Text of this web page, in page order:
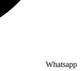
Whatsapp